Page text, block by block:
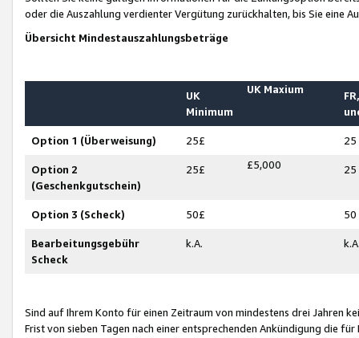
oder die Auszahlung verdienter Vergütung zurückhalten, bis Sie
Übersicht Mindestauszahlungsbeträge
UK
Minimum
UK Maxium
Option 1 (Überweisung) 25£ 25
Option 2
(Geschenkgutschein)
25£ £5,000 25
Option 3 (Scheck) 50£ 50
Bearbeitungsgebühr
Scheck
k.A.
Sind auf Ihrem Konto für einen Zeitraum von mindestens drei Jahren
Frist von sieben Tagen nach einer entsprechenden Ankündigung die